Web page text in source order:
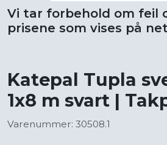
Vi tar forbehold om feil
prisene som vises på
Katepal Tupla
1x8 m svart |
Varenummer: 30508.1